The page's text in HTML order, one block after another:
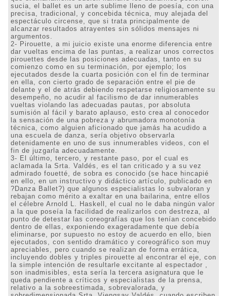
sucia, el ballet es un arte sublime lleno de poesía, con una
precisa, tradicional, y concebida técnica, muy alejada del
espectáculo circense, que si trata principalmente de
alcanzar resultados atrayentes sin sólidos mensajes ni
argumentos.
2- Pirouette, a mi juicio existe una enorme diferencia entre
dar vueltas encima de las puntas, a realizar unos correctos
pirouettes desde las posiciones adecuadas, tanto en su
comienzo como en su terminación, por ejemplo; los
ejecutados desde la cuarta posición con el fin de terminar
en ella, con cierto grado de separación entre el pie de
delante y el de atrás debiendo respetarse religiosamente su
desempeño, no acudir al facilismo de dar innumerables
vueltas violando las adecuadas pautas, por absoluta
sumisión al fácil y barato aplauso, esto crea al conocedor
la sensación de una pobreza y abrumadora monotonía
técnica, como alguien aficionado que jamás ha acudido a
una escuela de danza, sería objetivo observarla
detenidamente en uno de sus innumerables videos, con el
fin de juzgarla adecuadamente.
3- El último, tercero, y restante paso, por el cual es
aclamada la Srta. Valdés, es el tan criticado y a su vez
admirado fouetté, de sobra es conocido (se hace hincapié
en ello, en un instructivo y didáctico artículo, publicado en
?Danza Ballet?) que algunos especialistas lo subvaloran y
rebajan como mérito a exaltar en una bailarina, entre ellos
el célebre Arnold L. Haskell, el cual no le daba ningún valor
a la que poseía la facilidad de realizarlos con destreza, al
punto de detestar las coreografías que los tenían concebido
dentro de ellas, exponiendo exageradamente que debía
eliminarse, por supuesto no estoy de acuerdo en ello, bien
ejecutados, con sentido dramático y coreográfico son muy
apreciables, pero cuando se realizan de forma errática,
incluyendo dobles y triples pirouette al encontrar el eje, con
la simple intención de resultarle excitante al espectador ,
son inadmisibles, esta sería la tercera asignatura que le
queda pendiente a críticos y especialistas de la prensa,
relativo a la sobreestimada, sobrevalorada, y